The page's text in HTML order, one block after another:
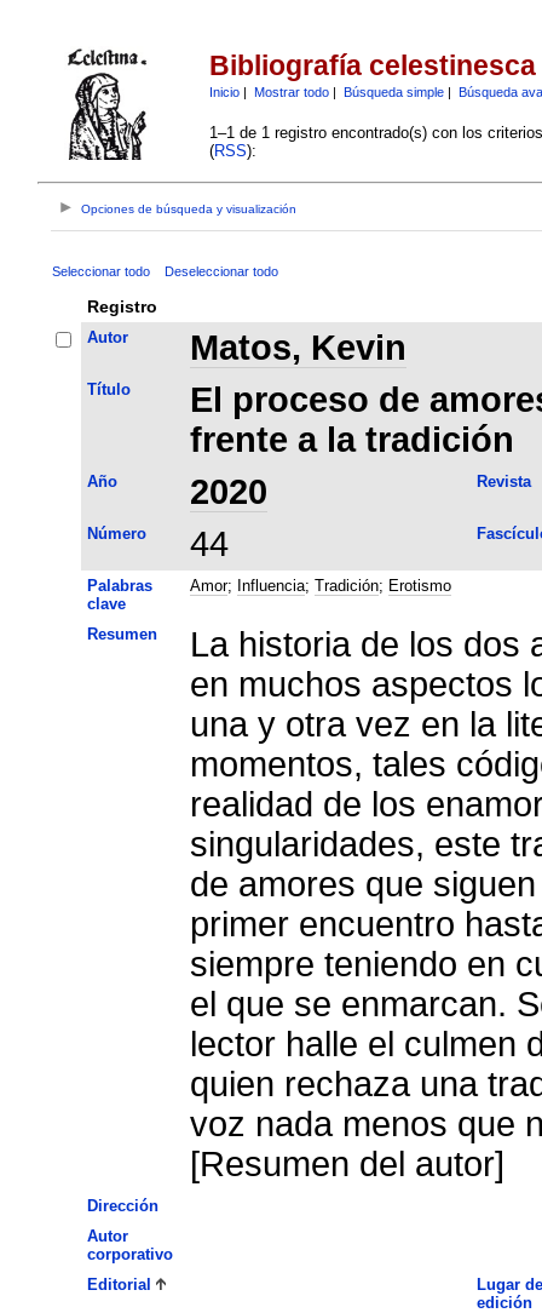
Bibliografía celestinesca
Inicio| Mostrar todo| Búsqueda simple| Búsqueda
1–1 de 1 registro encontrado(s) con los
(RSS):
Opciones de búsqueda y visualización
Seleccionar todo Deseleccionar todo
Registro
Autor Matos, Kevin
Título
El proceso de
frente a la tradición
Año 2020 Revista
Número 44
Palabras
clave
Amor; Influencia; Tradición; Erotismo
Resumen
La historia de los dos
en muchos aspectos los códigos
una y otra vez en la literatura medieval, aunque, por
momentos, tales
realidad de los
singularidades, este
de amores que
primer encuentro
siempre teniendo en
el que se enmarcan.
lector halle el culmen
quien rechaza una
voz nada menos que
[Resumen del autor]
Dirección
Autor
corporativo
Editorial
Lugar de
edición